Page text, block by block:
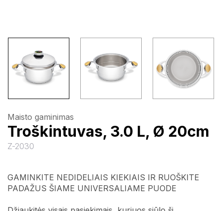
Maisto gaminimas
Troškintuvas, 3.0 L, Ø 20cm
Z-2030
GAMINKITE NEDIDELIAIS KIEKIAIS IR RUOŠKITE
PADAŽUS ŠIAME UNIVERSALIAME PUODE